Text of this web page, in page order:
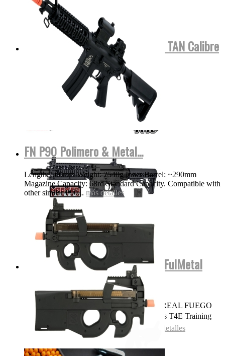
Tippmann TMC COLOR NEGRA o TAN Calibre
MOSTRAR VIDEO más detalles
Glock17 Gen5 Cerficacion Glock FulMetal
OJO NADA DE POLVORA SONIDO REAL FUEGO
FOGUEO ILEGAL👌 Las replicas pistolas T4E Training
for Engagement te permiten entrenar...
más detalles
FN P90 Polimero & Metal...
Length: 500mm Weight: 2540g Inner Barrel: ~290mm
Magazine Capacity: 68rd Standard Capacity. Compatible with
other similar P90... más detalles